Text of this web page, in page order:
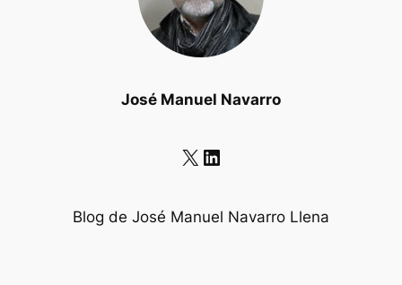
José Manuel Navarro
X LinkedIn
Blog de José Manuel Navarro Llena